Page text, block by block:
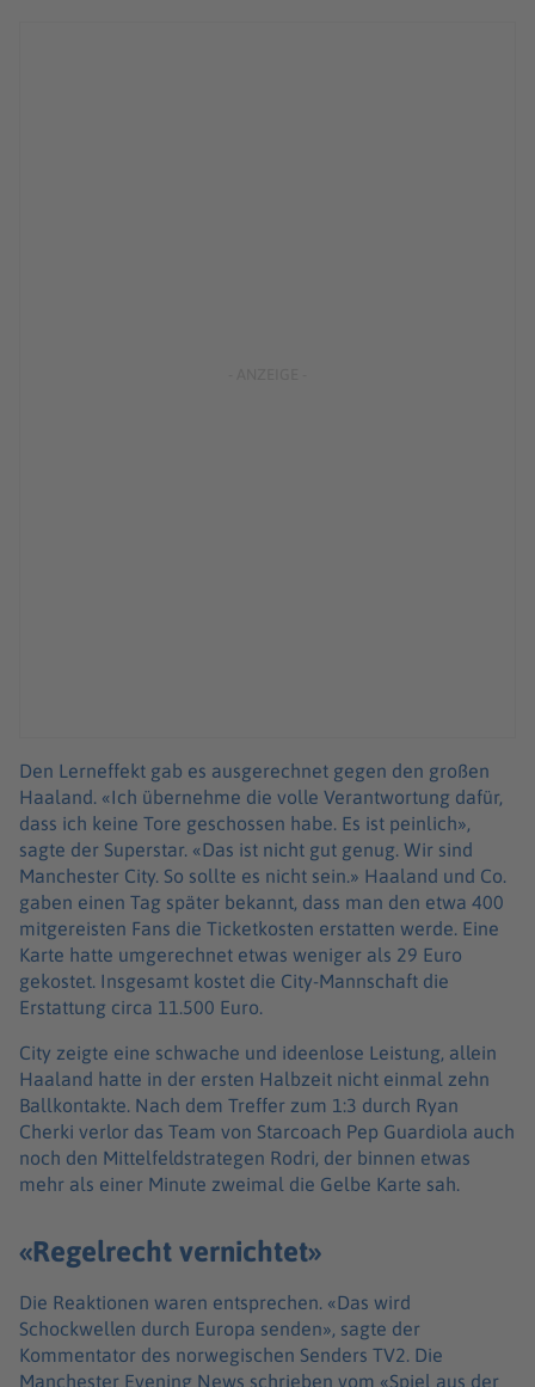
Den Lerneffekt gab es ausgerechnet gegen den großen
Haaland. «Ich übernehme die volle Verantwortung dafür,
dass ich keine Tore geschossen habe. Es ist peinlich»,
sagte der Superstar. «Das ist nicht gut genug. Wir sind
Manchester City. So sollte es nicht sein.» Haaland und Co.
gaben einen Tag später bekannt, dass man den etwa 400
mitgereisten Fans die Ticketkosten erstatten werde. Eine
Karte hatte umgerechnet etwas weniger als 29 Euro
gekostet. Insgesamt kostet die City-Mannschaft die
Erstattung circa 11.500 Euro.
City zeigte eine schwache und ideenlose Leistung, allein
Haaland hatte in der ersten Halbzeit nicht einmal zehn
Ballkontakte. Nach dem Treffer zum 1:3 durch Ryan
Cherki verlor das Team von Starcoach Pep Guardiola auch
noch den Mittelfeldstrategen Rodri, der binnen etwas
mehr als einer Minute zweimal die Gelbe Karte sah.
«Regelrecht vernichtet»
Die Reaktionen waren entsprechen. «Das wird
Schockwellen durch Europa senden», sagte der
Kommentator des norwegischen Senders TV2. Die
Manchester Evening News schrieben vom «Spiel aus der